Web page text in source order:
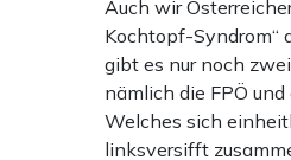
Auch wir
Kochtopf-Syndrom“
gibt es nur noch
nämlich die FPÖ
Welches sich
linksversifft